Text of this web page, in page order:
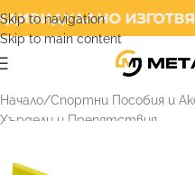
Skip to navigation
Skip to main content
Начало/Спортни Пособия и
Хърдели и Препятствия